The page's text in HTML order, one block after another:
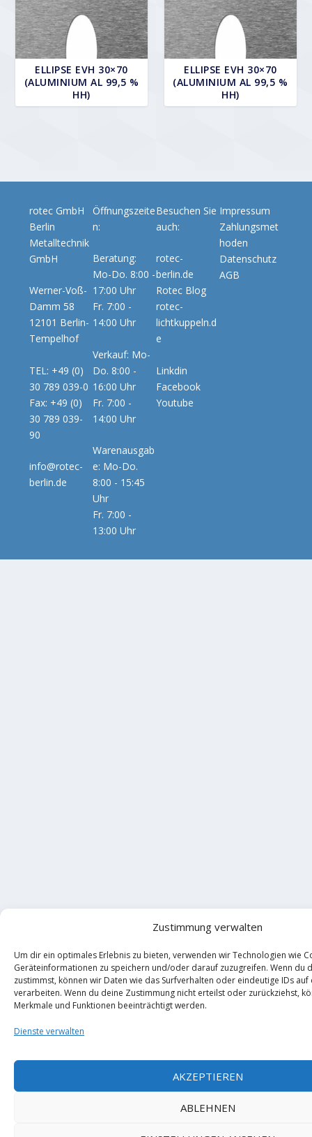
Zustimmung verwalten
Um dir ein optimales Erlebnis zu bieten, verwenden wir Technologien wie
Geräteinformationen zu speichern und/oder darauf zuzugreifen. Wenn du
zustimmst, können wir Daten wie das Surfverhalten oder eindeutige IDs
verarbeiten. Wenn du deine Zustimmung nicht erteilst oder zurückziehst,
Merkmale und Funktionen beeinträchtigt werden.
Dienste verwalten
AKZEPTIEREN
ABLEHNEN
ELLIPSE EVH 30×70
(ALUMINIUM AL 99,5 %
HH)
ELLIPSE EVH 30×70
(ALUMINIUM AL 99,5 %
HH)
rotec GmbH
Berlin
Metalltechnik
GmbH
Werner-Voß-
Damm 58
12101 Berlin-
Tempelhof
TEL: +49 (0)
30 789 039-0
Fax: +49 (0)
30 789 039-
90
info@rotec-
berlin.de
Öffnungszeite
n:
Beratung:
Mo-Do. 8:00 -
17:00 Uhr
Fr. 7:00 -
14:00 Uhr
Verkauf: Mo-
Do. 8:00 -
16:00 Uhr
Fr. 7:00 -
14:00 Uhr
Warenausgab
e: Mo-Do.
8:00 - 15:45
Uhr
Fr. 7:00 -
13:00 Uhr
Besuchen Sie
auch:
rotec-
berlin.de
Rotec Blog
rotec-
lichtkuppeln.d
e
Linkdin
Facebook
Youtube
Impressum
Zahlungsmet
hoden
Datenschutz
AGB